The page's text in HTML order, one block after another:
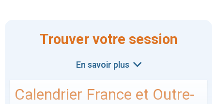
Trouver votre session
En savoir plus
Calendrier France et Outre-